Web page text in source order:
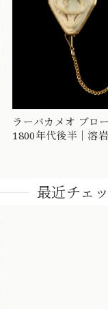
ラーバカメオ ブロ
1800年代後半｜溶
最近チェ